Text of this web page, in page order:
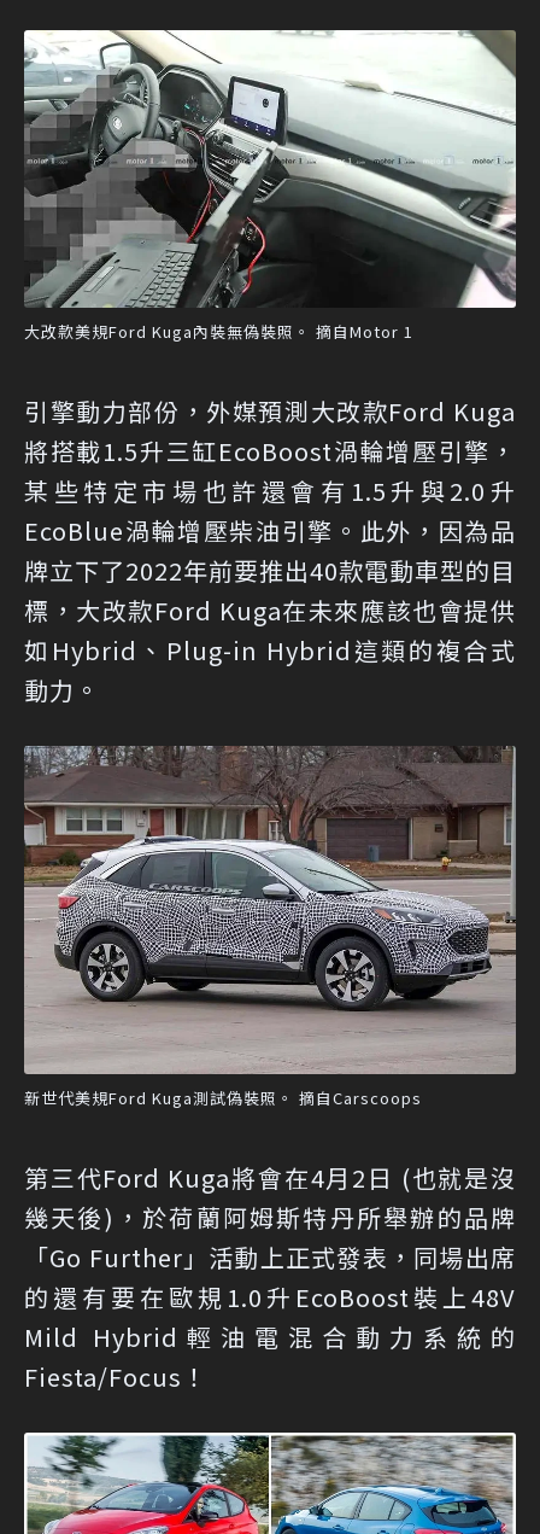
大改款美規Ford Kuga內裝無偽裝照。 摘自Motor 1
引擎動力部份，外媒預測大改款Ford Kuga
將搭載1.5升三缸EcoBoost渦輪增壓引擎，
某些特定市場也許還會有1.5升與2.0升
EcoBlue渦輪增壓柴油引擎。此外，因為品
牌立下了2022年前要推出40款電動車型的目
標，大改款Ford Kuga在未來應該也會提供
如Hybrid、Plug-in Hybrid這類的複合式
動力。
新世代美規Ford Kuga測試偽裝照。 摘自Carscoops
第三代Ford Kuga將會在4月2日 (也就是沒
幾天後)，於荷蘭阿姆斯特丹所舉辦的品牌
「Go Further」活動上正式發表，同場出席
的還有要在歐規1.0升EcoBoost裝上48V
Mild Hybrid輕油電混合動力系統的
Fiesta/Focus！